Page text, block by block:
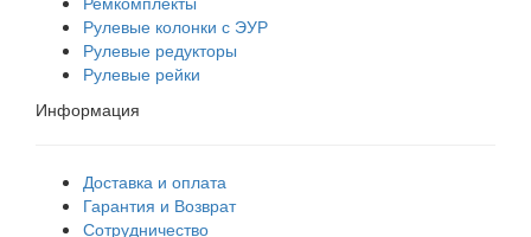
Рулевые колонки с ЭУР
Рулевые редукторы
Рулевые рейки
Информация
Доставка и оплата
Гарантия и Возврат
Сотрудничество